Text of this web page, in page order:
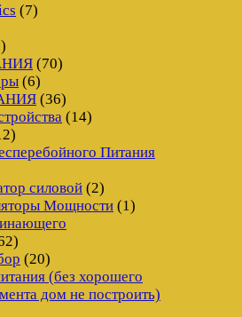
(7)
(70)
(6)
(36)
(14)
Питания
силовой (2)
Мощности (1)
(20)
(без хорошего
дом не построить)